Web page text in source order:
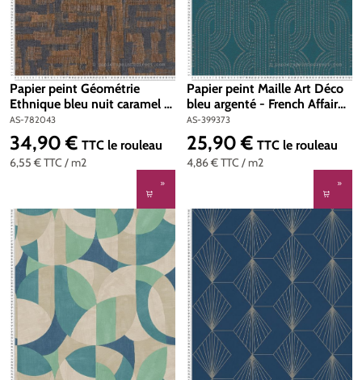
Papier peint Géométrie
Ethnique bleu nuit caramel -
Metropolitan Stories 4 Hot
Spots d'A.S. Création | Réf.
AS-782043
AS-782043
6,55 €TTC / m2
Prix régulier :
34,90 € TTC le rouleau
Papier peint Maille Art Déco
bleu argenté - French Affair
d'A.S. Création | Réf. AS-
399373
AS-399373
4,86 €TTC / m2
Prix régulier :
25,90 € TTC le rouleau